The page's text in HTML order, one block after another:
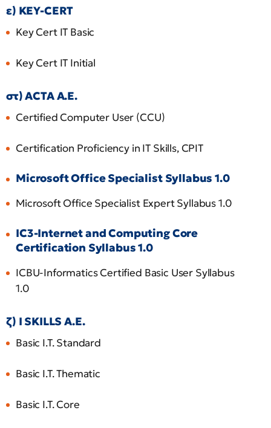
ε) ΚΕΥ-CERT
Key Cert IT Basic
Key Cert IT Initial
στ) ACTA Α.Ε.
Certified Computer User (CCU)
Certification Proficiency in IT Skills, CPIT
Microsoft Office Specialist Syllabus 1.0
Microsoft Office Specialist Expert Syllabus 1.0
IC3-Internet and Computing Core
Certification Syllabus 1.0
ICBU-Informatics Certified Basic User Syllabus
1.0
ζ) I SKILLS A.E.
Basic I.T. Standard
Basic I.T. Thematic
Basic I.T. Core